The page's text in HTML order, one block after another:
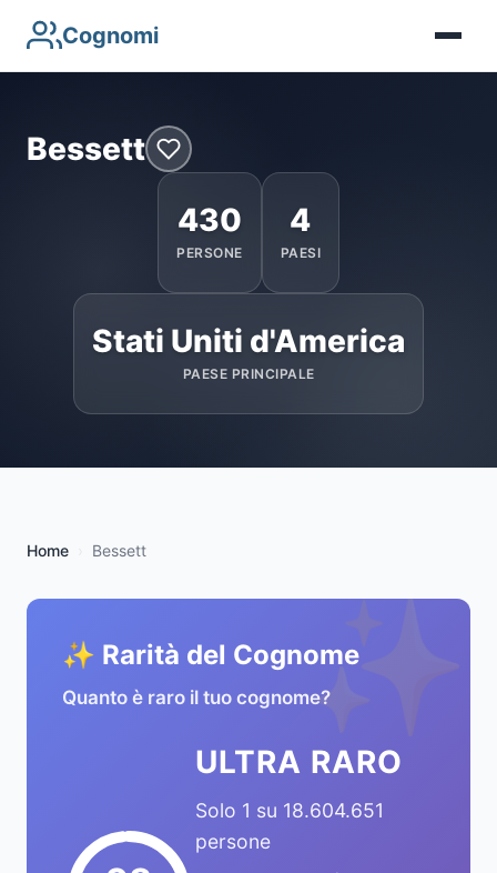
Cognomi
Bessett
430
PERSONE
4
PAESI
Stati Uniti d'America
PAESE PRINCIPALE
Home Bessett
✨
✨ Rarità del Cognome
Quanto è raro il tuo cognome?
ULTRA RARO
Solo 1 su 18.604.651
persone